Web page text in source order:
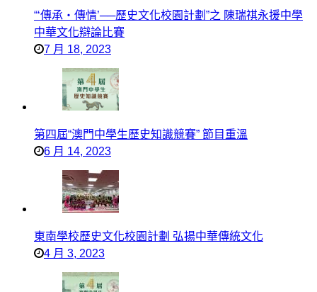
“‘傳承‧傳情’──歷史文化校園計劃”之 陳瑞祺永援中學
中華文化辯論比賽
7 月 18, 2023
第四屆“澳門中學生歷史知識競賽” 節目重溫
6 月 14, 2023
東南學校歷史文化校園計劃 弘揚中華傳統文化
4 月 3, 2023